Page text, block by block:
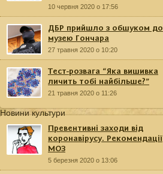
10 червня 2020 о 17:56
ДБР прийшло з обшуком до
музею Гончара
27 травня 2020 о 10:20
Тест-розвага “Яка вишивка
личить тобі найбільше?”
21 травня 2020 о 11:26
Новини культури
Превентивні заходи від
коронавірусу. Рекомендації
МОЗ
5 березня 2020 о 13:06